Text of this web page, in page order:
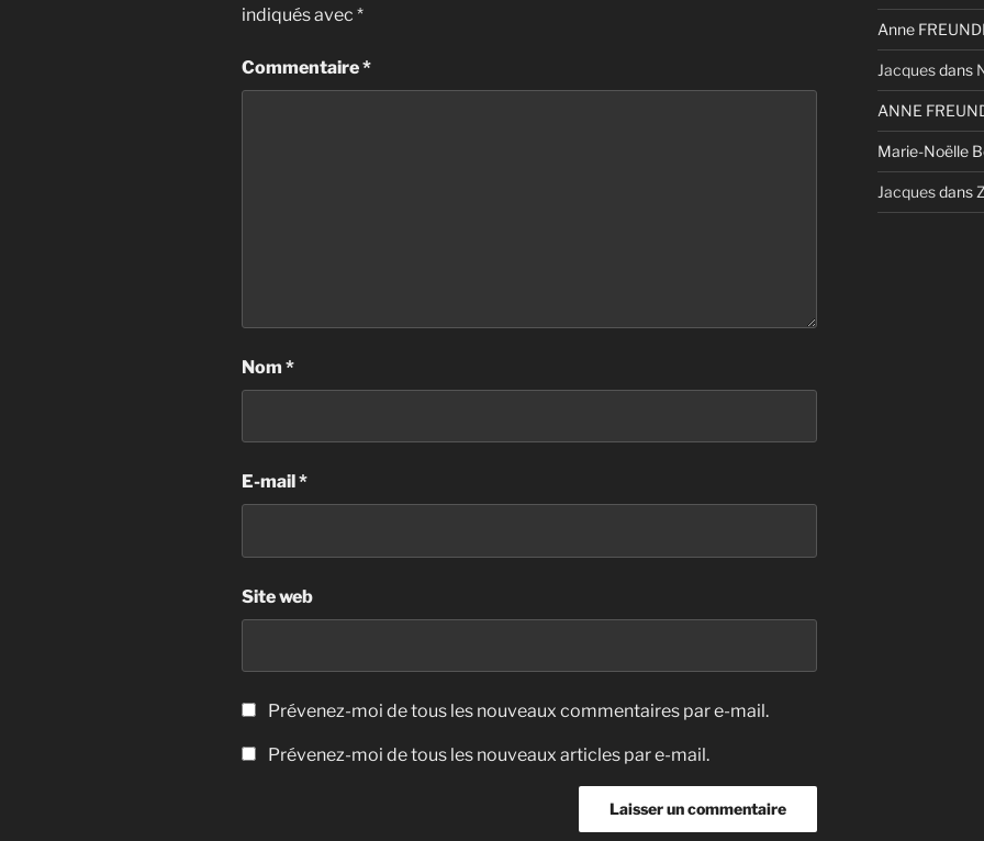
indiqués avec *
Commentaire*
Nom *
E-mail*
Site web
Prévenez-moi de tous les nouveaux commentaires par e-mail.
Prévenez-moi de tous les nouveaux articles par e-mail.
Anne
Jacquesdans
ANNE
Marie-Noëlle
Jacquesdans